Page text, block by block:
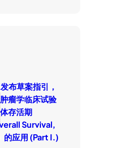
布草案指引，
瘤学临床试验
存活期
Survival,
的应用 (Part I.)